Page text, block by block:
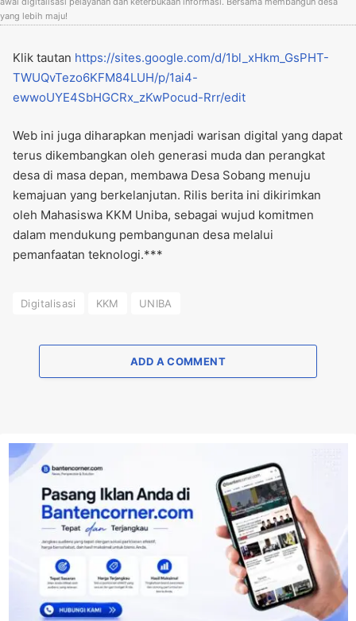
yang lebih maju!
Klik tautan https://sites.google.com/d/1bl_xHkm_GsPHT-
TWUQvTezo6KFM84LUH/p/1ai4-
ewwoUYE4SbHGCRx_zKwPocud-Rrr/edit
Web ini juga diharapkan menjadi warisan digital yang dapat
terus dikembangkan oleh generasi muda dan perangkat
desa di masa depan, membawa Desa Sobang menuju
kemajuan yang berkelanjutan. Rilis berita ini dikirimkan
oleh Mahasiswa KKM Uniba, sebagai wujud komitmen
dalam mendukung pembangunan desa melalui
pemanfaatan teknologi.***
Digitalisasi KKM UNIBA
ADD A COMMENT